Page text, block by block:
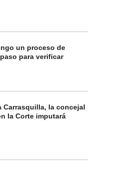
un proceso de
para verificar
Carrasquilla, la concejal
la Corte imputará